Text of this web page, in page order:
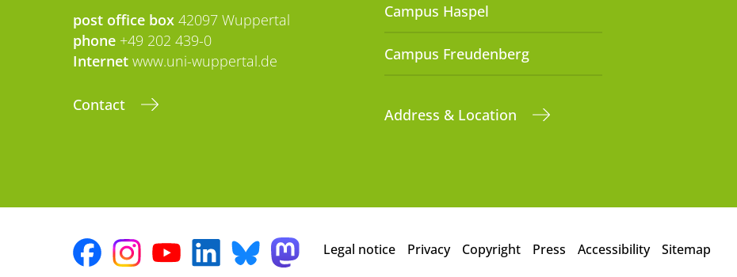
post office box 42097 Wuppertal
phone +49 202 439-0
Internet www.uni-wuppertal.de
Contact
Campus Haspel
Campus Freudenberg
Address & Location
Legal notice Privacy Copyright Press Accessibility Sitemap